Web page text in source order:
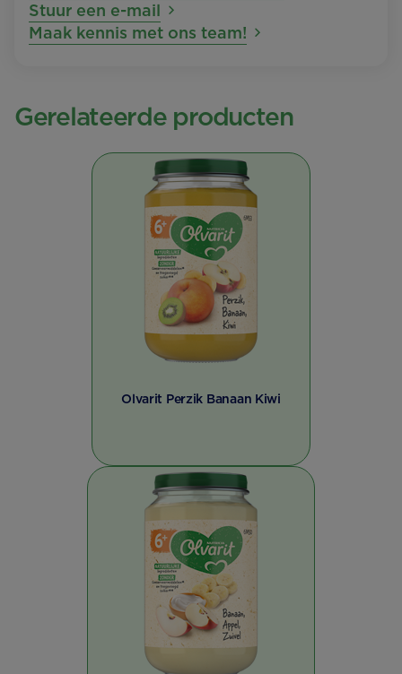
Stuur een e-mail
Maak kennis met ons team!
Gerelateerde producten
Olvarit Perzik Banaan Kiwi